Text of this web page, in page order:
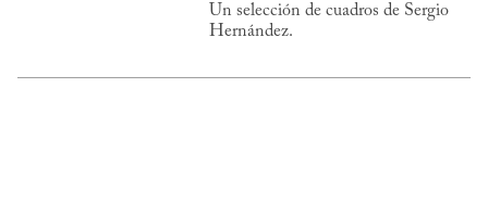
Un selección de cuadros de Sergio
Hernández.